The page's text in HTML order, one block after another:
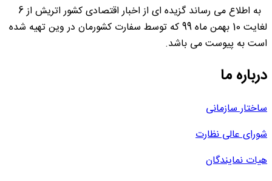
به اطلاع می رساند گزیده ای از اخبار اقتصادی کشور اتریش از 6
لغایت 10 بهمن ماه 99 که توسط سفارت کشورمان در وین تهیه شده
است به پیوست می باشد.
درباره ما
ساختار سازمانی
شورای عالی نظارت
هیات نمایندگان